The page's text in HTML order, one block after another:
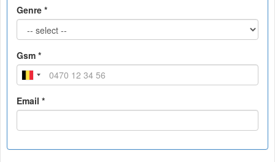
Genre *
Gsm *
Email *